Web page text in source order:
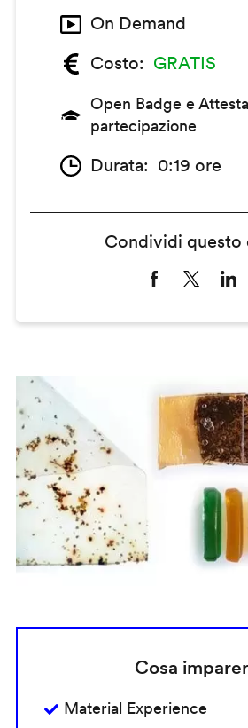
On Demand
Costo
GRATIS
Open Badge e
partecipazione
Durata 0:19 ore
Condividi questo
Cosa
Material Experience